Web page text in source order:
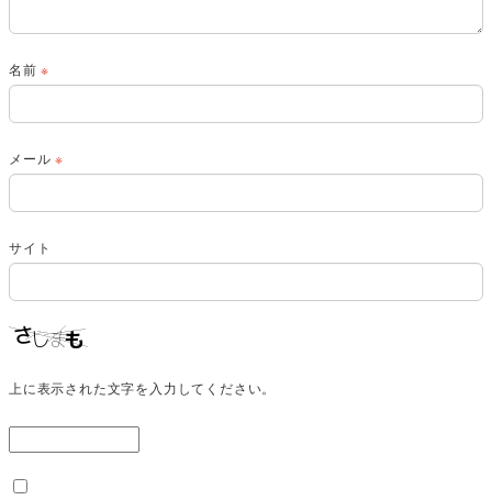
名前※
メール※
サイト
上に表示された文字を入力してください。